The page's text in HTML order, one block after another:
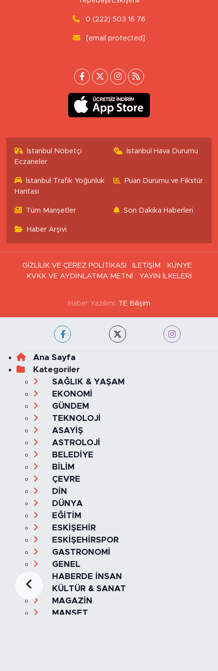
0 (222) 503 16 76
[email protected]
İstanbul Nöbetçi
Eczaneler
İstanbul Hava Durumu
İstanbul Trafik Yoğunluk
Haritası
Puan Durumu ve Fikstür
Tüm Manşetler Son Dakika Haberleri
Haber Arşivi
GİZLİLİK VE ÇEREZ POLİTİKASI İLETİŞİM
KÜNYE
KVKK VE AYDINLATMA METNİ
YAYIN İLKELERİ
Haber Yazılımı: TE Bilişim
Ana Sayfa
Kategoriler
SAĞLIK & YAŞAM
EKONOMİ
GÜNDEM
TEKNOLOJİ
ASAYİŞ
ASTROLOJİ
BELEDİYE
BİLİM
ÇEVRE
DİN
DÜNYA
EĞİTİM
ESKİŞEHİR
ESKİŞEHİRSPOR
GASTRONOMİ
GENEL
HABERDE İNSAN
KÜLTÜR & SANAT
MAGAZİN
MANŞET